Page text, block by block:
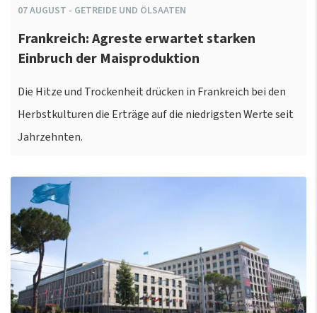
07AUGUST - GETREIDE UND ÖLSAATEN
Frankreich: Agreste erwartet starken
Einbruch der Maisproduktion
Die Hitze und Trockenheit drücken in Frankreich bei den
Herbstkulturen die Erträge auf die niedrigsten Werte seit
Jahrzehnten.